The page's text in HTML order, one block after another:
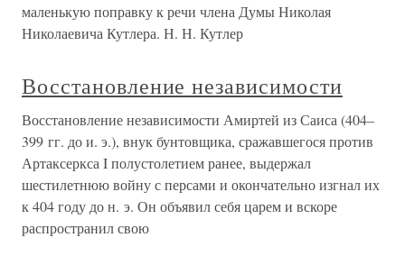
маленькую поправку к речи члена Думы Николая
Николаевича Кутлера. Н. Н. Кутлер
Восстановление независимости
Восстановление независимости Амиртей из Саиса (404–
399 гг. до и. э.), внук бунтовщика, сражавшегося против
Артаксеркса I полустолетием ранее, выдержал
шестилетнюю войну с персами и окончательно изгнал их
к 404 году до н. э. Он объявил себя царем и вскоре
распространил свою